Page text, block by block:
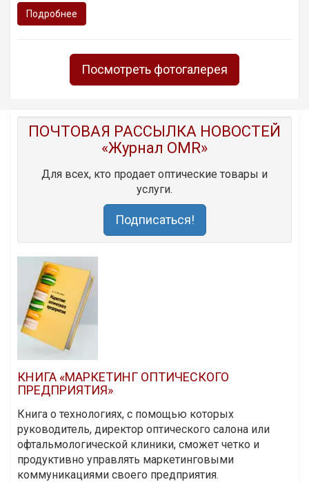
Подробнее
Посмотреть фотогалерея
ПОЧТОВАЯ РАССЫЛКА НОВОСТЕЙ
«Журнал OMR»
Для всех, кто продает оптические товары и
услуги.
Подписаться!
КНИГА «МАРКЕТИНГ ОПТИЧЕСКОГО
ПРЕДПРИЯТИЯ»
Книга о технологиях, с помощью которых
руководитель, директор оптического салона или
офтальмологической клиники, сможет четко и
продуктивно управлять маркетинговыми
коммуникациями своего предприятия.